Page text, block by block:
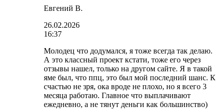
Евгений В.
26.02.2026
16:37
Молодец что додумался, я тоже всегда так делаю.
А это классный проект кстати, тоже его через
отзывы нашел, только на другом сайте. Я в такой
яме был, что ппц, это был мой последний шанс. К
счастью не зря, ока вроде не плохо, но я всего 3
месяца работаю. Главное что выплачивают
ежедневно, а не тянут деньги как большинство)